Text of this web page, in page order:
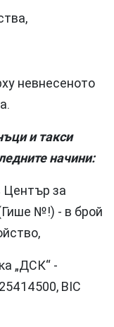
невнесеното
и такси
начини:
Център за
№!) - в брой
„ДСК“ -
BIC